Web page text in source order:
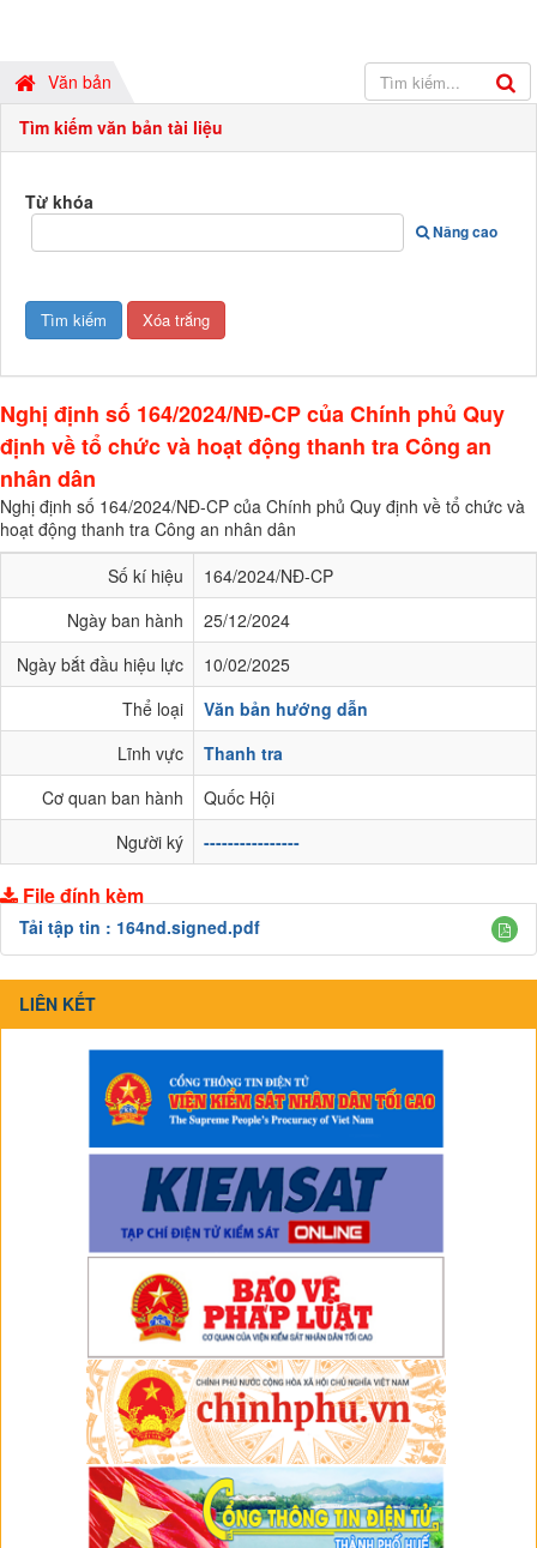
Văn bản
Tìm kiếm văn bản tài liệu
Từ khóa
Nâng cao
Nghị định số 164/2024/NĐ-CP của Chính phủ Quy
định về tổ chức và hoạt động thanh tra Công an
nhân dân
Nghị định số 164/2024/NĐ-CP của Chính phủ Quy định về tổ chức và
hoạt động thanh tra Công an nhân dân
Số kí hiệu
164/2024/NĐ-CP
Ngày ban hành
25/12/2024
Ngày bắt đầu hiệu lực
10/02/2025
Thể loại
Văn bản hướng dẫn
Lĩnh vực
Thanh tra
Cơ quan ban hành
Quốc Hội
Người ký
----------------
File đính kèm
Tải tập tin : 164nd.signed.pdf
LIÊN KẾT